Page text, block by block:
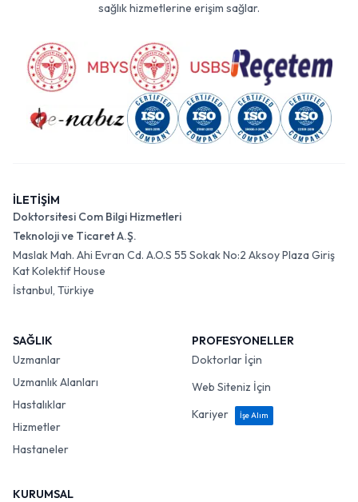
sağlık hizmetlerine erişim sağlar.
İLETİŞİM
Doktorsitesi Com Bilgi Hizmetleri
Teknoloji ve Ticaret A.Ş.
Maslak Mah. Ahi Evran Cd. A.O.S 55 Sokak No:2 Aksoy Plaza Giriş
Kat Kolektif House
İstanbul, Türkiye
SAĞLIK
Uzmanlar
Uzmanlık Alanları
Hastalıklar
Hizmetler
Hastaneler
PROFESYONELLER
Doktorlar İçin
Web Siteniz İçin
Kariyer
İşe Alım
KURUMSAL